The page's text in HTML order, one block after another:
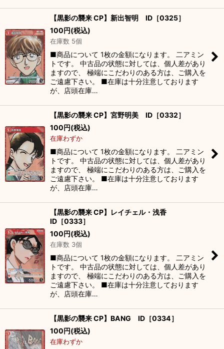
【黒影の襲来 CP】新出智明 ID［0325］
100円(税込)
在庫数 5個
■商品について 1枚の金額になります。 二アミン
トです。 中古品の状態に対しては、個人差があり
ますので、 極端にこだわりのある方は、ご購入を
ご遠慮下さい。 ■在庫は十分注意しております
が、店頭在庫…
【黒影の襲来 CP】宮野明美 ID［0332］
100円(税込)
在庫わずか
■商品について 1枚の金額になります。 二アミン
トです。 中古品の状態に対しては、個人差があり
ますので、 極端にこだわりのある方は、ご購入を
ご遠慮下さい。 ■在庫は十分注意しております
が、店頭在庫…
【黒影の襲来 CP】レイチェル・浅香
ID［0333］
100円(税込)
在庫数 3個
■商品について 1枚の金額になります。 二アミン
トです。 中古品の状態に対しては、個人差があり
ますので、 極端にこだわりのある方は、ご購入を
ご遠慮下さい。 ■在庫は十分注意しております
が、店頭在庫…
【黒影の襲来 CP】BANG ID［0334］
100円(税込)
在庫わずか